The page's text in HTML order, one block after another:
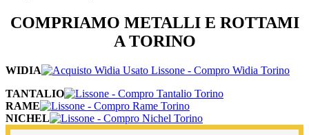
COMPRIAMO METALLI E ROTTAMI
A TORINO
WIDIA
TANTALIO
RAME
NICHEL